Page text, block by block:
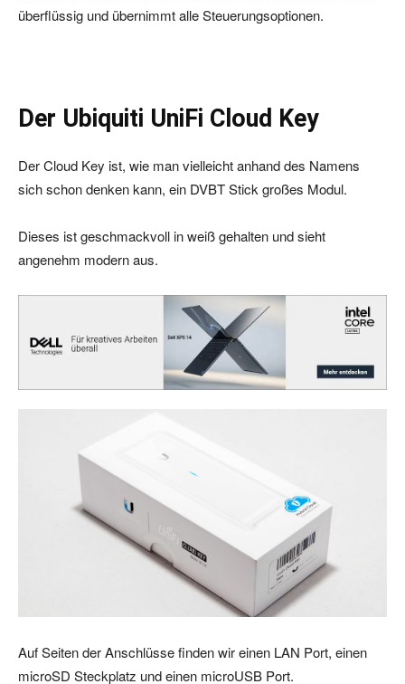
überflüssig und übernimmt alle Steuerungsoptionen.
Der Ubiquiti UniFi Cloud Key
Der Cloud Key ist, wie man vielleicht anhand des Namens
sich schon denken kann, ein DVBT Stick großes Modul.
Dieses ist geschmackvoll in weiß gehalten und sieht
angenehm modern aus.
Auf Seiten der Anschlüsse finden wir einen LAN Port, einen
microSD Steckplatz und einen microUSB Port.